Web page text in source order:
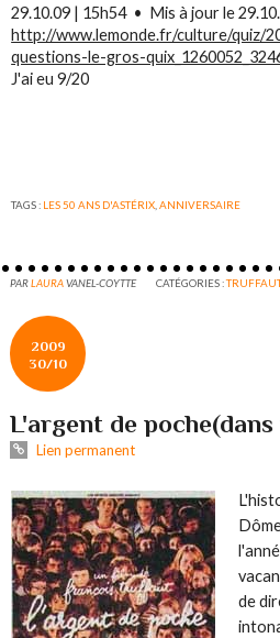
29.10.09 | 15h54 • Mis à jour le
http://www.lemonde.fr/culture/quiz/
questions-le-gros-
J'ai eu 9/20
TAGS : LES 50 ANS D'ASTÉRIX ,ANNIVERSAIRE
PARLAURAVANEL-COYTTE CATÉGORIES :
2009
30/10
L'argent de
Lien permanent
de